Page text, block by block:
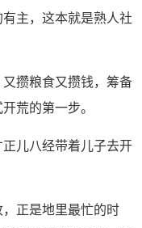
主，这本就是熟人社
攒粮食又攒钱，筹备
荒的第一步。
儿八经带着儿子去开
正是地里最忙的时